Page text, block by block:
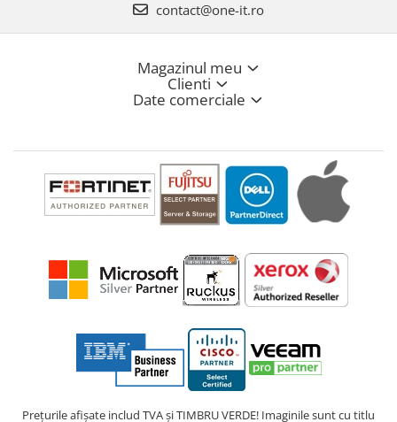
contact@one-it.ro
Magazinul meu
Clienti
Date comerciale
Prețurile afișate includ TVA și TIMBRU VERDE! Imaginile sunt cu titlu